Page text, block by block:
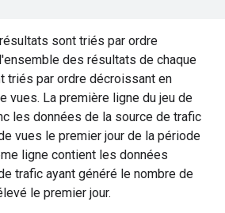
sont triés par ordre
des résultats de chaque
triés par ordre décroissant en
vues. La première ligne du jeu de
les données de la source de trafic
vues le premier jour de la période
ligne contient les données
trafic ayant généré le nombre de
le premier jour.